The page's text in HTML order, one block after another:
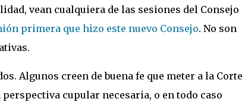
vean cualquiera de las sesiones del Consejo
primera que hizo este nuevo Consejo. No son
Algunos creen de buena fe que meter a la Corte
cupular necesaria, o en todo caso